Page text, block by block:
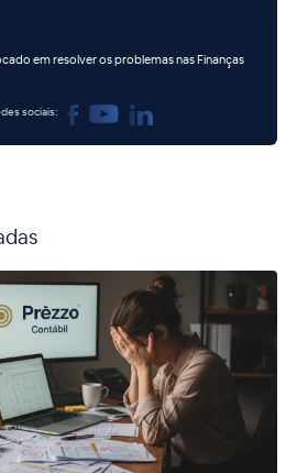
em resolver os problemas nas Finanças
sociais: